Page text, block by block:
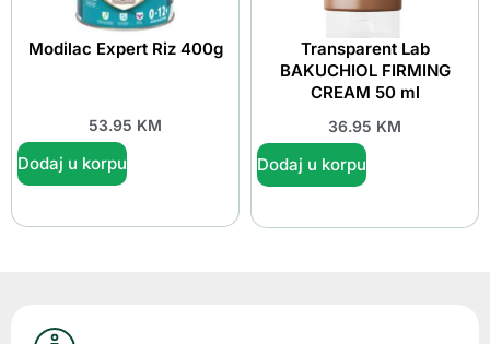
Modilac Expert Riz 400g
53.95 KM
Dodaj u korpu
Transparent Lab
BAKUCHIOL FIRMING
CREAM 50 ml
36.95 KM
Dodaj u korpu